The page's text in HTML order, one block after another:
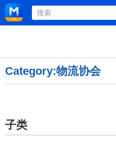
Category:物流协会
子类